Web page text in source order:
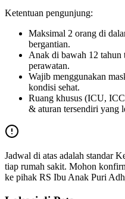
Ketentuan pengunjung:
Maksimal 2 orang di
bergantian.
Anak di bawah 12 tahun
perawatan.
Wajib menggunakan
kondisi sehat.
Ruang khusus (ICU,
& aturan tersendiri yang
Jadwal di atas adalah standar
tiap rumah sakit. Mohon
ke pihak RS Ibu Anak Puri